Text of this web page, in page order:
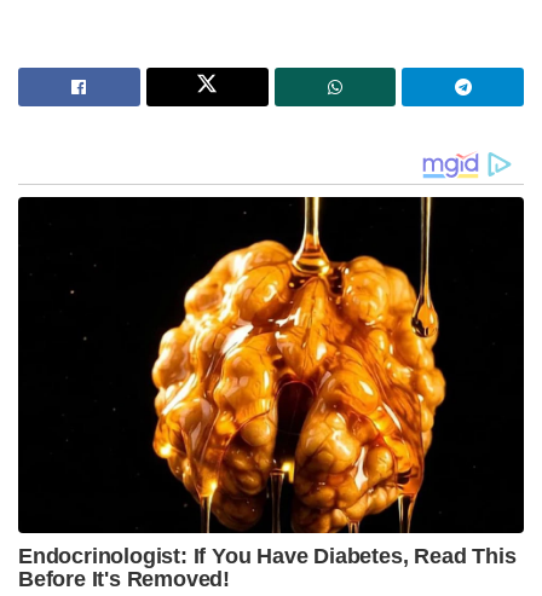
ആശങ്കയുണ്ട്. ഹിന്ദു, ക്രിസ്ത്യൻ, മുസ്ലീം
വിഭാഗങ്ങളിൽപ്പെട്ട മത്സ്യത്തൊഴിലാളികളും മറ്റും
സാമുദായിക അസന്തുലിതാവസ്ഥ കൊണ്ടുവരാനുള്ള
യാതൊരുവിധ നീക്കങ്ങളും അനുവദിക്കില്ല,” എന്ന് പി.
പീതാംബരൻ ആവശ്യപ്പെട്ടു.
Stories you may like
മുതിർന്ന പോലീസ് ഉദ്യോഗസ്ഥനെ മർദ്ദിച്ചു, ഇൽതിജ
മുഫ്തിക്കെതിരെ കേസ്: വനിതാ പോലീസ് കയ്യേറ്റം
ചെയ്തതെന്ന് പി.ഡി.പി.
ആർ.ജി കർ കേസ്: തെളിവ് നശിപ്പിക്കലിൽ സമഗ്ര
അന്വേഷണത്തിന് പ്രത്യേക സി.ബി.ഐ സംഘത്തെ
നിയോഗിച്ച് കൽക്കട്ട ഹൈക്കോടതി
Tags: kerala government
kerala fisheries
fisheries department
p peethambaran